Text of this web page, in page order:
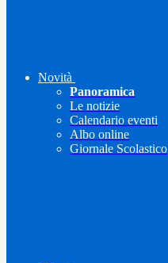
Novità
Panoramica
Le notizie
Calendario eventi
Albo online
Giornale Scolastico